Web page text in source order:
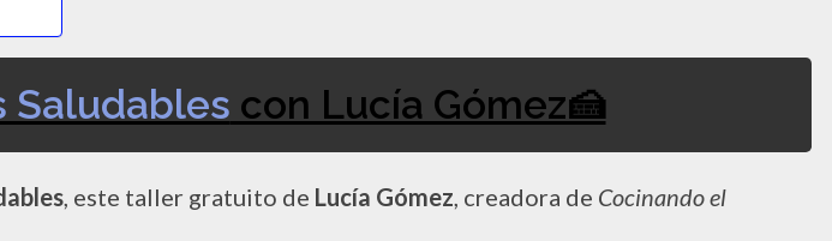
Saludables con Lucía Gómez​🍰
, este taller gratuito de Lucía Gómez , creadora de Cocinando el